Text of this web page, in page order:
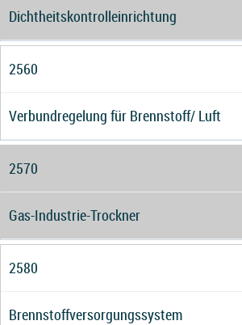
Dichtheitskontrolleinrichtung
2560
Verbundregelung für Brennstoff/ Luft
2570
Gas-Industrie-Trockner
2580
Brennstoffversorgungssystem